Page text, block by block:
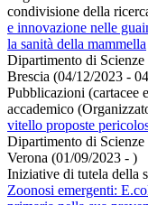
condivisione della
e innovazione nelle
la sanità della mammella
Dipartimento di
Brescia (04/12/2023 -
Pubblicazioni (cartacee
accademico
vitello proposte
Dipartimento di
Verona (01/09/2023 - )
Iniziative di tutela della
Zoonosi emergenti: